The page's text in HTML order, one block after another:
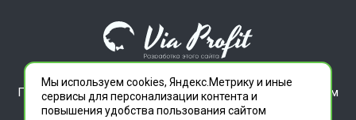
ГЛАВДЕЗЦЕНТР является зарегистрированным товарным
знаком. Все права защищены.
Мы используем cookies, Яндекс.Метрику и иные
сервисы для персонализации контента и
повышения удобства пользования сайтом